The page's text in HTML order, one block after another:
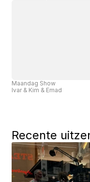
Maandag Show
Ivar & Kim & Emad
Recente